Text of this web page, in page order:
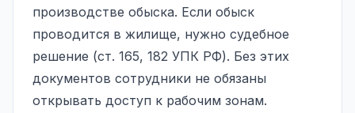
производстве обыска. Если обыск
проводится в жилище, нужно судебное
решение (ст. 165, 182 УПК РФ). Без этих
документов сотрудники не обязаны
открывать доступ к рабочим зонам.